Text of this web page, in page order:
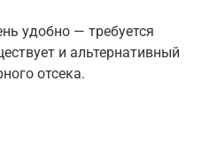
удобно — требуется
и альтернативный
отсека.